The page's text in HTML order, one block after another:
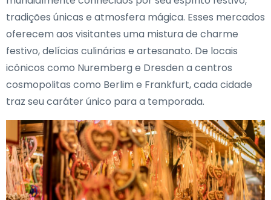
tradições únicas e atmosfera mágica. Esses mercados
oferecem aos visitantes uma mistura de charme
festivo, delícias culinárias e artesanato. De locais
icônicos como Nuremberg e Dresden a centros
cosmopolitas como Berlim e Frankfurt, cada cidade
traz seu caráter único para a temporada.